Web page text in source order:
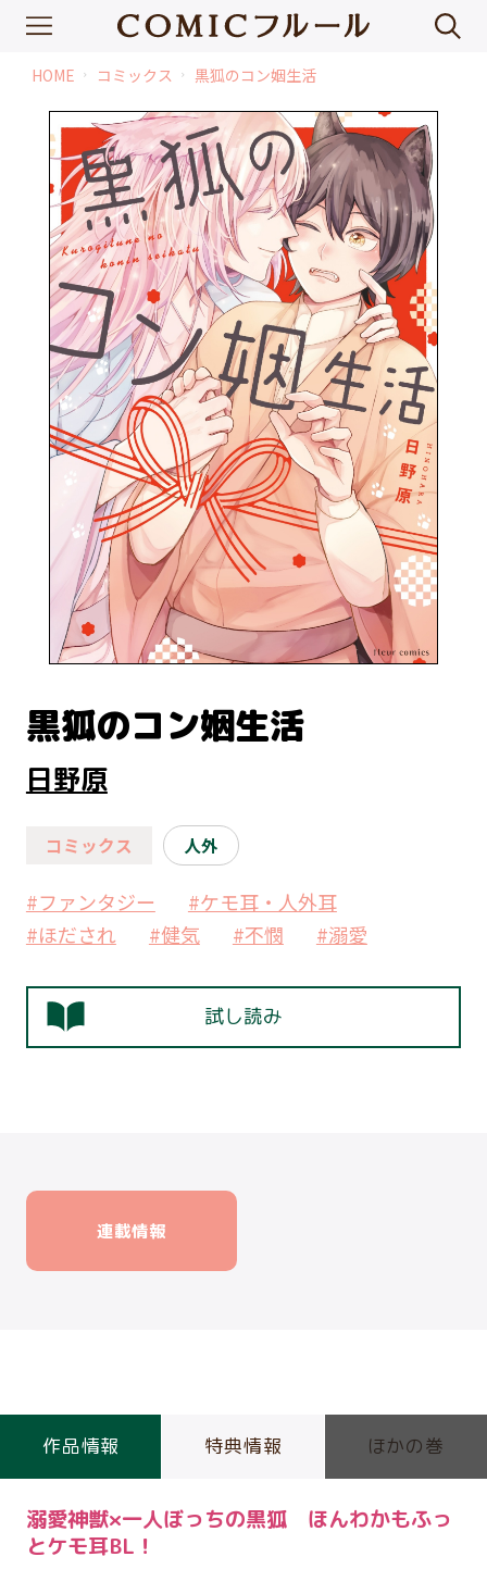
HOME chevron_right コミックス chevron_right 黒狐のコン姻生活
黒狐のコン姻生活
日野原
コミックス 人外
#ファンタジー
#ケモ耳・人外耳
#ほだされ
#健気 #不憫 #溺愛
試し読み
連載情報
作品情報 特典情報 ほかの巻
溺愛神獣×一人ぼっちの黒狐 ほんわかもふっ
とケモ耳BL！